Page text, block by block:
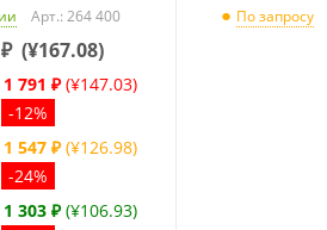
Арт.: 264 400
(¥167.08)
1 791 ₽ (¥147.03)
-12%
1 547 ₽ (¥126.98)
-24%
1 303 ₽ (¥106.93)
По запросу